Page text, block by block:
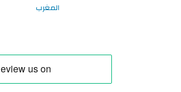
المغرب